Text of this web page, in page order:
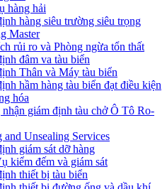
hàng hải
hàng siêu trường siêu trọng
Master
rủi ro và Phòng ngừa tổn thất
đâm va tàu biển
Thân và Máy tàu biển
hầm hàng tàu biển đạt điều kiện
hóa
giám định tàu chở Ô Tô Ro-
and Unsealing Services
giám sát dỡ hàng
kiểm đếm và giám sát
thiết bị tàu biển